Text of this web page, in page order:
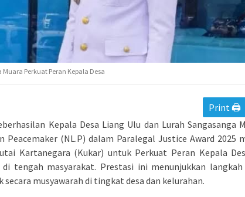
Perkuat Peran Kepala Desa
Print 🖨
Kepala Desa Liang Ulu dan Lurah Sangasanga
(NL.P) dalam Paralegal Justice Award 2025
Kartanegara (Kukar) untuk Perkuat Peran Kepala
tengah masyarakat. Prestasi ini menunjukkan
musyawarah di tingkat desa dan kelurahan.